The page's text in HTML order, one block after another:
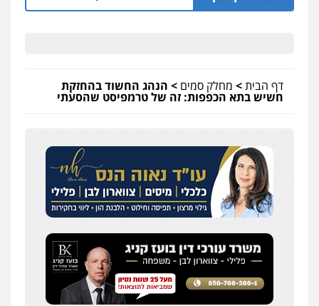
דף הבית> מחלק סמים > הנהג החשוד בהחזקת
חשיש בתא הכפפות: זה של טרמפיסט שהסעתי